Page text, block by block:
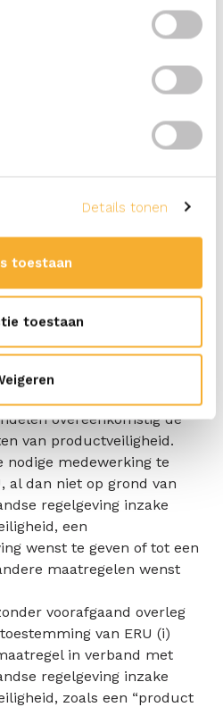
Details tonen
toestaan
toestaan
zouden voldoen aan de
normen van de landen waar
te verstrekken
en andere normen die
waar zij het Product naar toe
kunnen zich jegens Koper
jegens ERU, behalve welke
vervalt door het enkele
overeenkomstig de
van productveiligheid.
nodige medewerking te
al dan niet op grond van
regelgeving inzake
een
wenst te geven of tot een
maatregelen wenst
voorafgaand overleg
van ERU (i)
in verband met
regelgeving inzake
zoals een “product